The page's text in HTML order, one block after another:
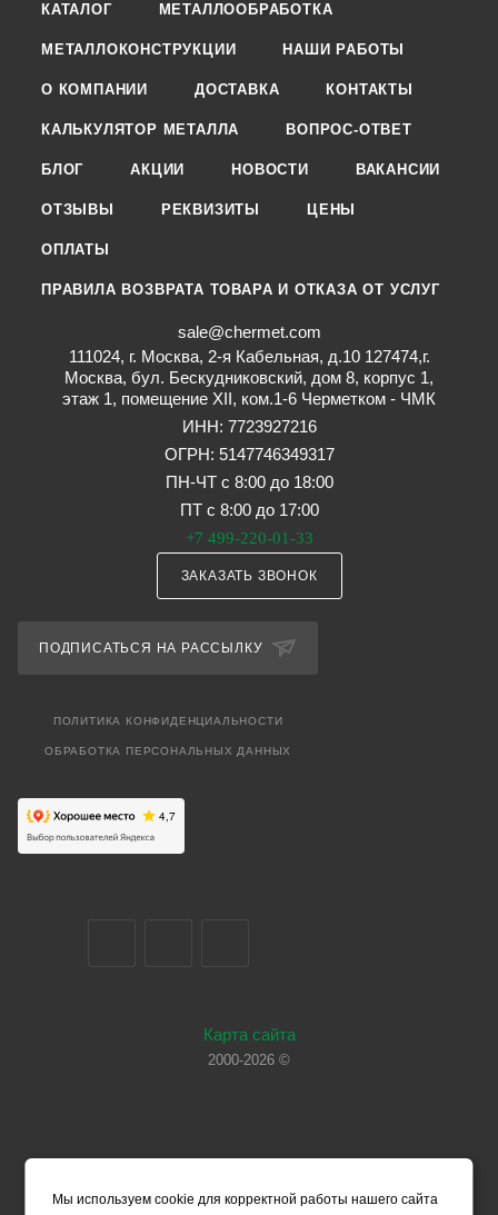
КАТАЛОГ МЕТАЛЛООБРАБОТКА
МЕТАЛЛОКОНСТРУКЦИИ НАШИ РАБОТЫ
О КОМПАНИИ ДОСТАВКА КОНТАКТЫ
КАЛЬКУЛЯТОР МЕТАЛЛА ВОПРОС-ОТВЕТ
БЛОГ АКЦИИ НОВОСТИ ВАКАНСИИ
ОТЗЫВЫ РЕКВИЗИТЫ ЦЕНЫ
ОПЛАТЫ
ПРАВИЛА ВОЗВРАТА ТОВАРА И ОТКАЗА ОТ УСЛУГ
sale@chermet.com
111024, г. Москва, 2-я Кабельная, д.10 127474,г.
Москва, бул. Бескудниковский, дом 8, корпус 1,
этаж 1, помещение XII, ком.1-6 Черметком - ЧМК
ИНН: 7723927216
ОГРН: 5147746349317
ПН-ЧТ с 8:00 до 18:00
ПТ с 8:00 до 17:00
+7 499-220-01-33
ЗАКАЗАТЬ ЗВОНОК
ПОДПИСАТЬСЯ НА РАССЫЛКУ
ПОЛИТИКА КОНФИДЕНЦИАЛЬНОСТИ
ОБРАБОТКА ПЕРСОНАЛЬНЫХ ДАННЫХ
Карта сайта
2000-2026 ©
Мы используем cookie для корректной работы нашего сайта